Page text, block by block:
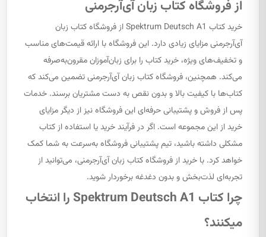
از فروشگاه کتاب زبان آی‌آرجرمنی
خرید کتاب Spektrum Deutsch A1 از فروشگاه کتاب زبان
آی‌آرجرمنی مزایای زیادی دارد. این فروشگاه با ارائه قیمت‌های مناسب
و تخفیف‌های ویژه، خرید کتاب را برای زبان‌آموزان مقرون‌به‌صرفه
می‌کند. همچنین، فروشگاه کتاب زبان آی‌آرجرمنی تضمین می‌کند که
کتاب‌ها با کیفیت بالا و بدون نقص به دست مشتریان برسند. خدمات
پس از فروش و پشتیبانی حرفه‌ای این فروشگاه نیز از دیگر مزایای
خرید از این مجموعه است. اگر در فرآیند خرید یا استفاده از کتاب
مشکلی داشته باشید، تیم پشتیبانی فروشگاه به‌سرعت به شما کمک
خواهد کرد. با خرید از فروشگاه کتاب زبان آی‌آرجرمنی، می‌توانید از
تجربه‌ای لذت‌بخش و بدون دغدغه برخوردار شوید.
چرا کتاب Spektrum Deutsch A1 را انتخاب
میکنند؟